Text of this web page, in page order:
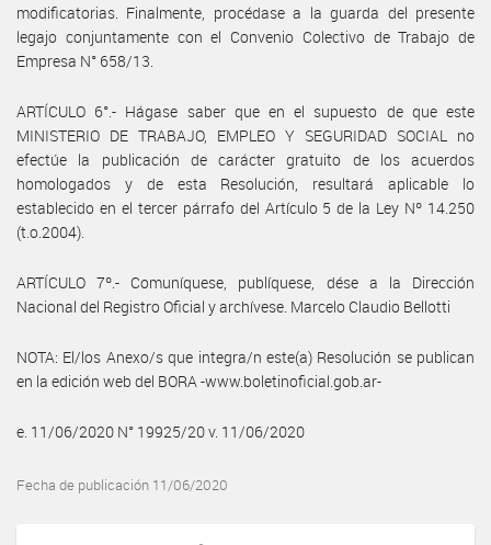
modificatorias. Finalmente, procédase a la guarda del presente
legajo conjuntamente con el Convenio Colectivo de Trabajo de
Empresa N° 658/13.
ARTÍCULO 6°.- Hágase saber que en el supuesto de que este
MINISTERIO DE TRABAJO, EMPLEO Y SEGURIDAD SOCIAL no
efectúe la publicación de carácter gratuito de los acuerdos
homologados y de esta Resolución, resultará aplicable lo
establecido en el tercer párrafo del Artículo 5 de la Ley Nº 14.250
(t.o.2004).
ARTÍCULO 7º.- Comuníquese, publíquese, dése a la Dirección
Nacional del Registro Oficial y archívese. Marcelo Claudio Bellotti
NOTA: El/los Anexo/s que integra/n este(a) Resolución se publican
en la edición web del BORA -www.boletinoficial.gob.ar-
e. 11/06/2020 N° 19925/20 v. 11/06/2020
Fecha de publicación 11/06/2020